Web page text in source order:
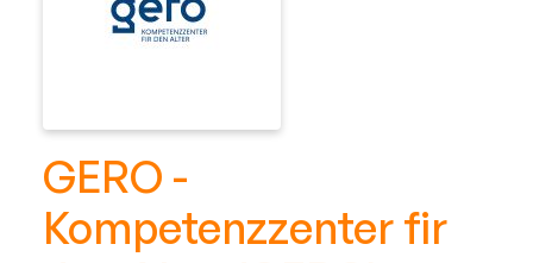
GERO -
Kompetenzzenter fir